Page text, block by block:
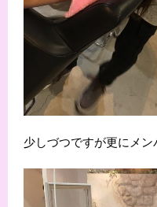
少しづつですが更にメン